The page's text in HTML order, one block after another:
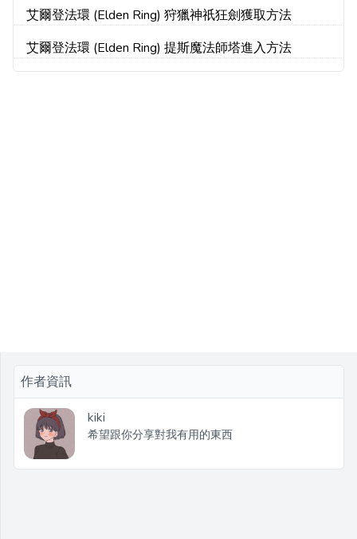
艾爾登法環 (Elden Ring) 狩獵神祇狂劍獲取方法
艾爾登法環 (Elden Ring) 提斯魔法師塔進入方法
作者資訊
kiki
希望跟你分享對我有用的東西